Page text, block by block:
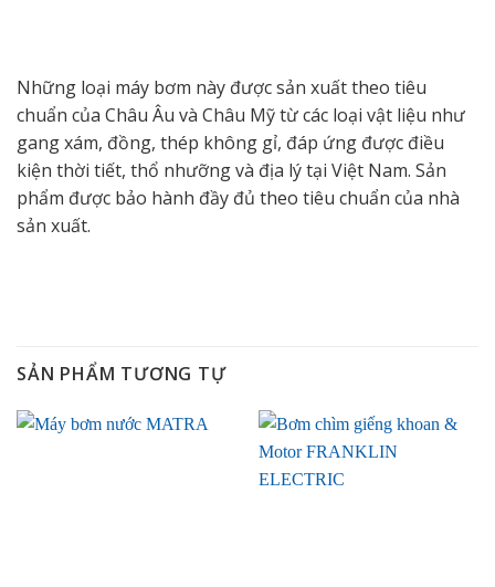
Những loại máy bơm này được sản xuất theo tiêu
chuẩn của Châu Âu và Châu Mỹ từ các loại vật liệu như
gang xám, đồng, thép không gỉ, đáp ứng được điều
kiện thời tiết, thổ nhưỡng và địa lý tại Việt Nam. Sản
phẩm được bảo hành đầy đủ theo tiêu chuẩn của nhà
sản xuất.
SẢN PHẨM TƯƠNG TỰ